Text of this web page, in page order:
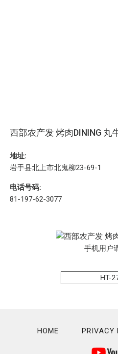
西部农产发 烤肉DINING 丸
地址:
岩手县北上市北鬼柳23-69-1
电话号码:
81-197-62-3077
手机用户
HT-
HOME PRIVACY